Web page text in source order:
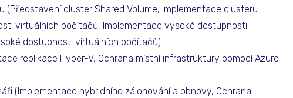
cluster Shared Volume, Implementace clusteru
virtuálních počítačů, Implementace vysoké dostupnosti
dostupnosti virtuálních počítačů).
replikace Hyper-V, Ochrana místní infrastruktury pomocí Azure
(Implementace hybridního zálohování a obnovy, Ochrana